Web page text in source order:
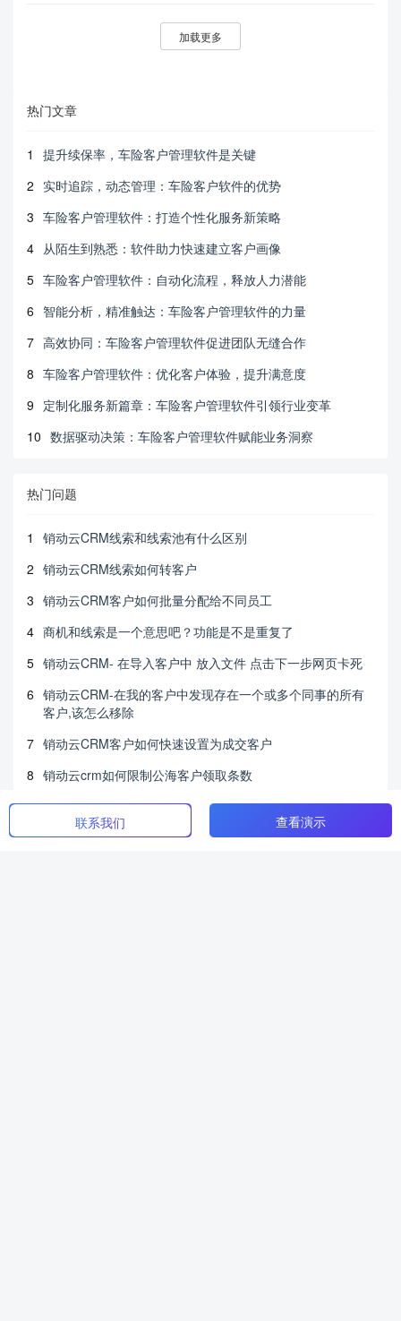
加载更多
热门文章
1
提升续保率，车险客户管理软件是关键
2 实时追踪，动态管理：车险客户软件的优势
3 车险客户管理软件：打造个性化服务新策略
4 从陌生到熟悉：软件助力快速建立客户画像
5 车险客户管理软件：自动化流程，释放人力潜能
6 智能分析，精准触达：车险客户管理软件的力量
7 高效协同：车险客户管理软件促进团队无缝合作
8 车险客户管理软件：优化客户体验，提升满意度
9 定制化服务新篇章：车险客户管理软件引领行业变革
10 数据驱动决策：车险客户管理软件赋能业务洞察
热门问题
1
销动云CRM线索和线索池有什么区别
2 销动云CRM线索如何转客户
3 销动云CRM客户如何批量分配给不同员工
4 商机和线索是一个意思吧？功能是不是重复了
5 销动云CRM- 在导入客户中 放入文件 点击下一步网页卡死
6 销动云CRM-在我的客户中发现存在一个或多个同事的所有
客户,该怎么移除
7 销动云CRM客户如何快速设置为成交客户
8 销动云crm如何限制公海客户领取条数
9 销动云crm如何设置手机号脱敏
10 销动云crm如何设置手机号唯一
联系我们 查看演示